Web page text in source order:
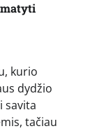
kurio
dydžio
savita
tačiau